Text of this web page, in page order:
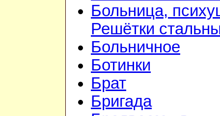
Больница,
Решётки
Больничное
Ботинки
Брат
Бригада